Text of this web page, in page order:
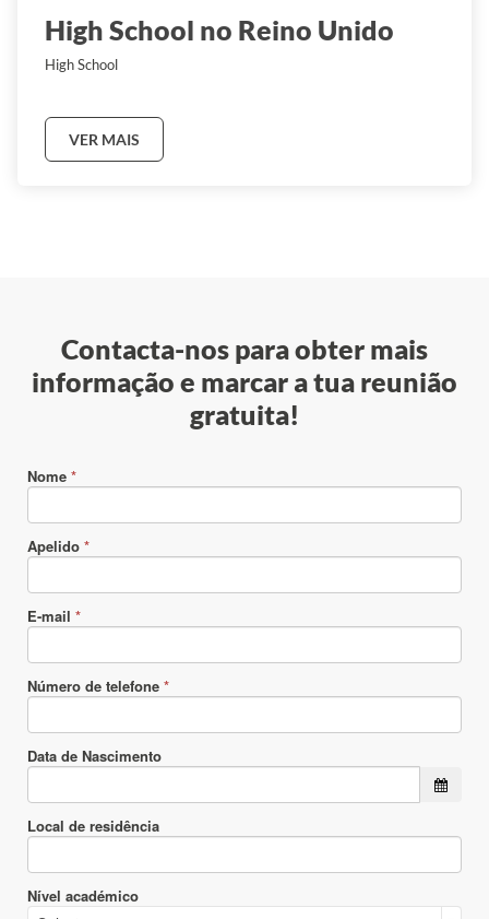
High School no Reino Unido
High School
VER MAIS
Contacta-nos para obter mais
informação e marcar a tua reunião
gratuita!